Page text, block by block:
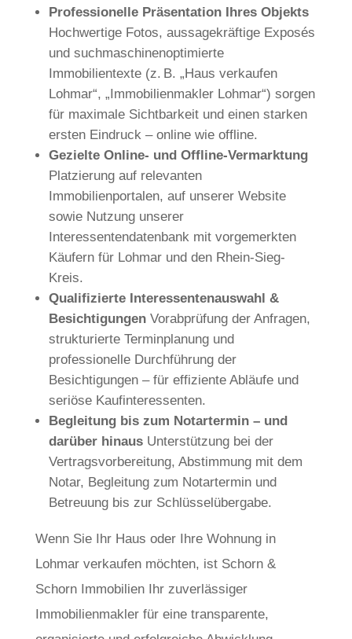
Professionelle Präsentation Ihres Objekts
Hochwertige Fotos, aussagekräftige Exposés
und suchmaschinenoptimierte
Immobilientexte (z. B. „Haus verkaufen
Lohmar“, „Immobilienmakler Lohmar“) sorgen
für maximale Sichtbarkeit und einen starken
ersten Eindruck – online wie offline.
Gezielte Online- und Offline-Vermarktung
Platzierung auf relevanten
Immobilienportalen, auf unserer Website
sowie Nutzung unserer
Interessentendatenbank mit vorgemerkten
Käufern für Lohmar und den Rhein-Sieg-
Kreis.
Qualifizierte Interessentenauswahl &
BesichtigungenVorabprüfung der Anfragen,
strukturierte Terminplanung und
professionelle Durchführung der
Besichtigungen – für effiziente Abläufe und
seriöse Kaufinteressenten.
Begleitung bis zum Notartermin – und
darüber hinausUnterstützung bei der
Vertragsvorbereitung, Abstimmung mit dem
Notar, Begleitung zum Notartermin und
Betreuung bis zur Schlüsselübergabe.
Wenn Sie Ihr Haus oder Ihre Wohnung in
Lohmar verkaufen möchten, ist Schorn &
Schorn Immobilien Ihr zuverlässiger
Immobilienmakler für eine transparente,